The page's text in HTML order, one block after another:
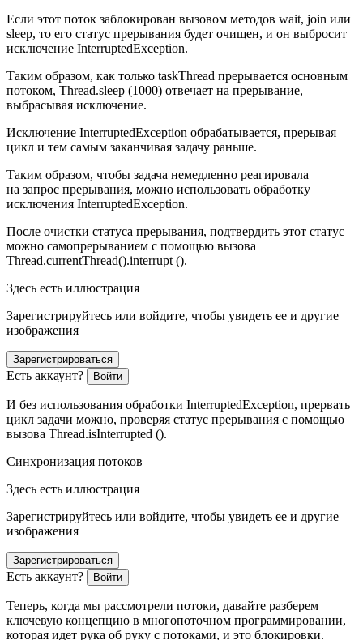
Если этот поток заблокирован вызовом методов wait, join или
sleep, то его статус прерывания будет очищен, и он выбросит
исключение InterruptedException.
Таким образом, как только taskThread прерывается основным
потоком, Thread.sleep (1000) отвечает на прерывание,
выбрасывая исключение.
Исключение InterruptedException обрабатывается, прерывая
цикл и тем самым заканчивая задачу раньше.
Таким образом, чтобы задача немедленно реагировала
на запрос прерывания, можно использовать обработку
исключения InterruptedException.
После очистки статуса прерывания, подтвердить этот статус
можно самопрерыванием с помощью вызова
Thread.currentThread().interrupt ().
Здесь есть иллюстрация
Зарегистрируйтесь или войдите, чтобы увидеть ее и другие
изображения
Зарегистрироваться
Есть аккаунт? Войти
И без использования обработки InterruptedException, прервать
цикл задачи можно, проверяя статус прерывания с помощью
вызова Thread.isInterrupted ().
Синхронизация потоков
Здесь есть иллюстрация
Зарегистрируйтесь или войдите, чтобы увидеть ее и другие
изображения
Зарегистрироваться
Есть аккаунт? Войти
Теперь, когда мы рассмотрели потоки, давайте разберем
ключевую концепцию в многопоточном программировании,
которая идет рука об руку с потоками, и это блокировки.